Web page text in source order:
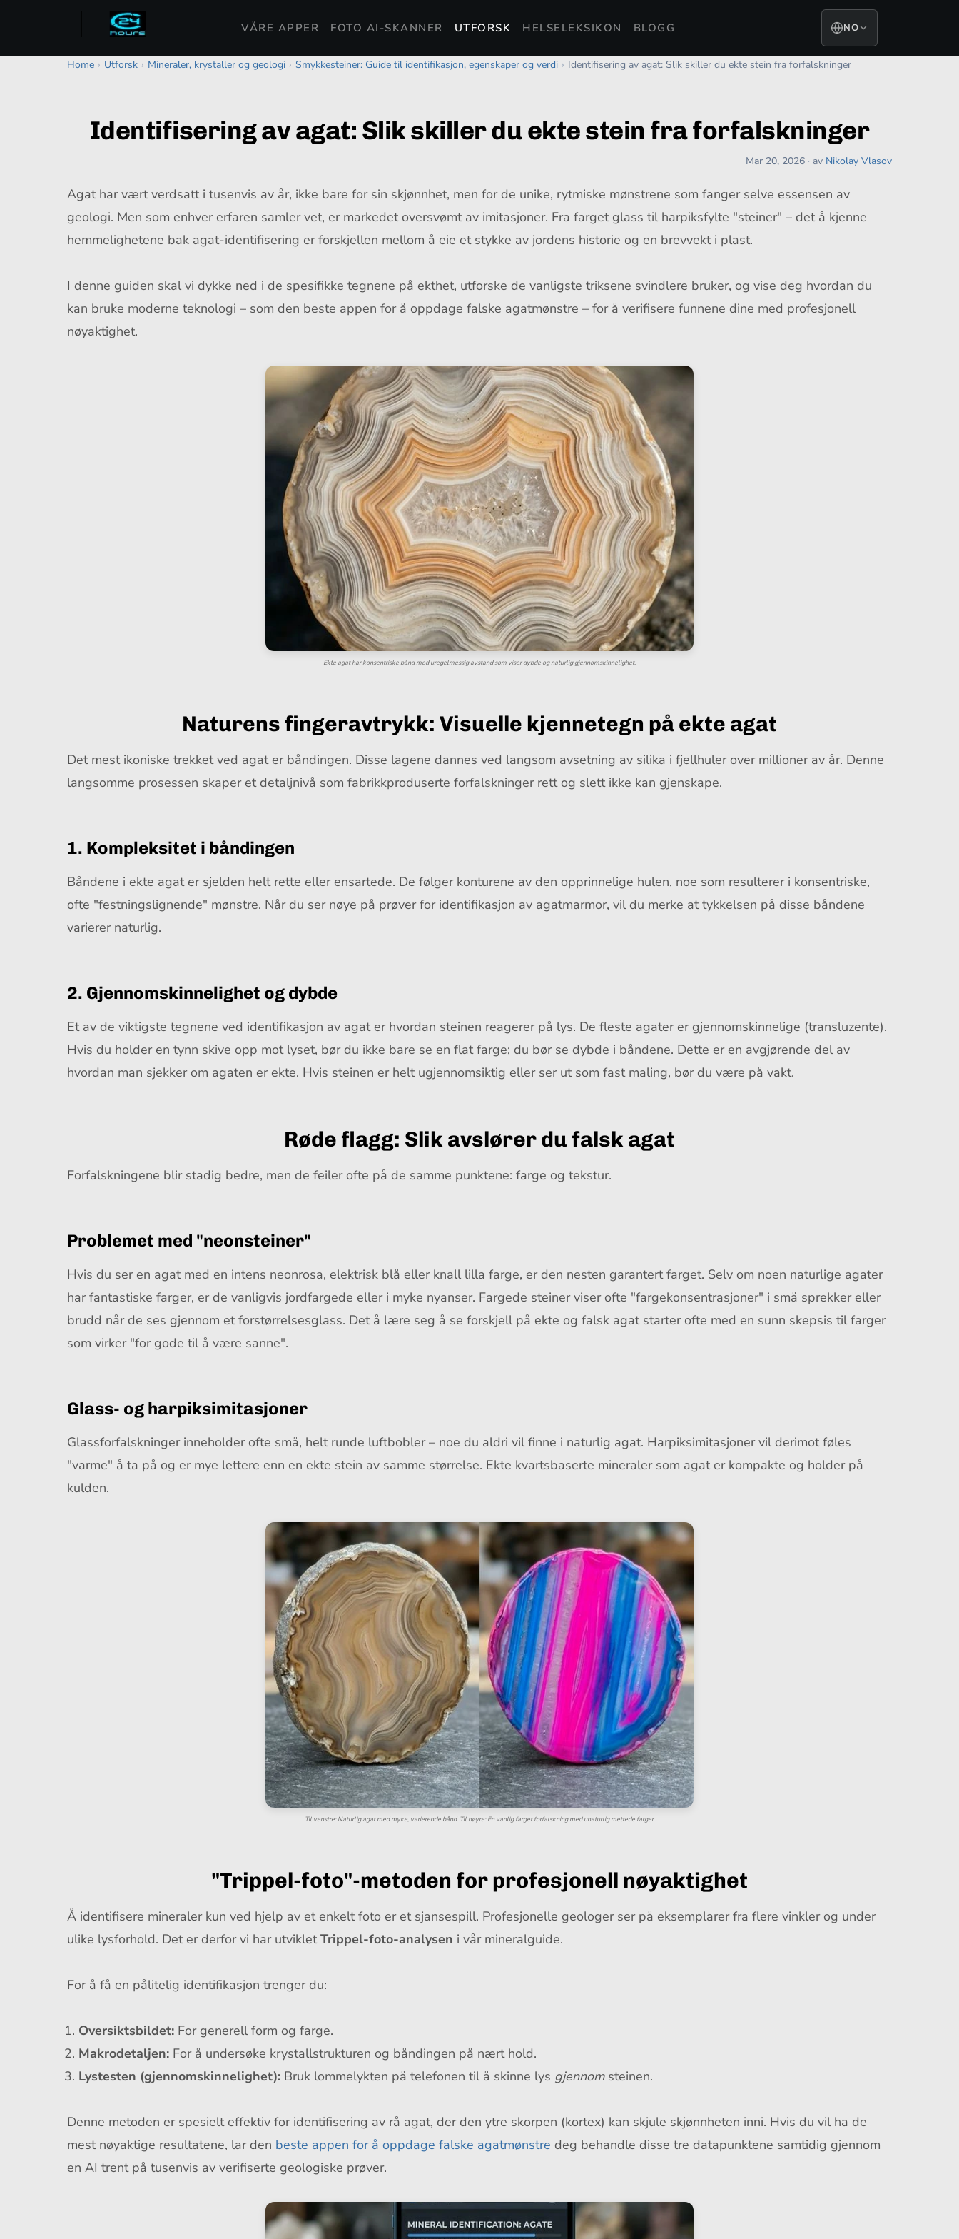
VÅRE APPER FOTO AI-SKANNER UTFORSK HELSELEKSIKON BLOGG NO
Home › Utforsk › Mineraler, krystaller og geologi › Smykkesteiner: Guide til identifikasjon, egenskaper og verdi › Identifisering av agat: Slik skiller du ekte stein fra forfalskninger
Identifisering av agat: Slik skiller du ekte stein fra forfalskninger
Mar 20, 2026 · av Nikolay Vlasov
Agat har vært verdsatt i tusenvis av år, ikke bare for sin skjønnhet, men for de unike, rytmiske mønstrene som fanger selve essensen av
geologi. Men som enhver erfaren samler vet, er markedet oversvømt av imitasjoner. Fra farget glass til harpiksfylte "steiner" – det å kjenne
hemmelighetene bak agat-identifisering er forskjellen mellom å eie et stykke av jordens historie og en brevvekt i plast.
I denne guiden skal vi dykke ned i de spesifikke tegnene på ekthet, utforske de vanligste triksene svindlere bruker, og vise deg hvordan du
kan bruke moderne teknologi – som den beste appen for å oppdage falske agatmønstre – for å verifisere funnene dine med profesjonell
nøyaktighet.
Ekte agat har konsentriske bånd med uregelmessig avstand som viser dybde og naturlig gjennomskinnelighet.
Naturens fingeravtrykk: Visuelle kjennetegn på ekte agat
Det mest ikoniske trekket ved agat er båndingen. Disse lagene dannes ved langsom avsetning av silika i fjellhuler over millioner av år. Denne
langsomme prosessen skaper et detaljnivå som fabrikkproduserte forfalskninger rett og slett ikke kan gjenskape.
1. Kompleksitet i båndingen
Båndene i ekte agat er sjelden helt rette eller ensartede. De følger konturene av den opprinnelige hulen, noe som resulterer i konsentriske,
ofte "festningslignende" mønstre. Når du ser nøye på prøver for identifikasjon av agatmarmor, vil du merke at tykkelsen på disse båndene
varierer naturlig.
2. Gjennomskinnelighet og dybde
Et av de viktigste tegnene ved identifikasjon av agat er hvordan steinen reagerer på lys. De fleste agater er gjennomskinnelige (transluzente).
Hvis du holder en tynn skive opp mot lyset, bør du ikke bare se en flat farge; du bør se dybde i båndene. Dette er en avgjørende del av
hvordan man sjekker om agaten er ekte. Hvis steinen er helt ugjennomsiktig eller ser ut som fast maling, bør du være på vakt.
Røde flagg: Slik avslører du falsk agat
Forfalskningene blir stadig bedre, men de feiler ofte på de samme punktene: farge og tekstur.
Problemet med "neonsteiner"
Hvis du ser en agat med en intens neonrosa, elektrisk blå eller knall lilla farge, er den nesten garantert farget. Selv om noen naturlige agater
har fantastiske farger, er de vanligvis jordfargede eller i myke nyanser. Fargede steiner viser ofte "fargekonsentrasjoner" i små sprekker eller
brudd når de ses gjennom et forstørrelsesglass. Det å lære seg å se forskjell på ekte og falsk agat starter ofte med en sunn skepsis til farger
som virker "for gode til å være sanne".
Glass- og harpiksimitasjoner
Glassforfalskninger inneholder ofte små, helt runde luftbobler – noe du aldri vil finne i naturlig agat. Harpiksimitasjoner vil derimot føles
"varme" å ta på og er mye lettere enn en ekte stein av samme størrelse. Ekte kvartsbaserte mineraler som agat er kompakte og holder på
kulden.
Til venstre: Naturlig agat med myke, varierende bånd. Til høyre: En vanlig farget forfalskning med unaturlig mettede farger.
"Trippel-foto"-metoden for profesjonell nøyaktighet
Å identifisere mineraler kun ved hjelp av et enkelt foto er et sjansespill. Profesjonelle geologer ser på eksemplarer fra flere vinkler og under
ulike lysforhold. Det er derfor vi har utvikletTrippel-foto-analysen i vår mineralguide.
For å få en pålitelig identifikasjon trenger du:
Oversiktsbildet:For generell form og farge.
Makrodetaljen:For å undersøke krystallstrukturen og båndingen på nært hold.
Lystesten (gjennomskinnelighet):Bruk lommelykten på telefonen til å skinne lys gjennomsteinen.
Denne metoden er spesielt effektiv for identifisering av rå agat, der den ytre skorpen (kortex) kan skjule skjønnheten inni. Hvis du vil ha de
mest nøyaktige resultatene, lar den beste appen for å oppdage falske agatmønstre deg behandle disse tre datapunktene samtidig gjennom
en AI trent på tusenvis av verifiserte geologiske prøver.